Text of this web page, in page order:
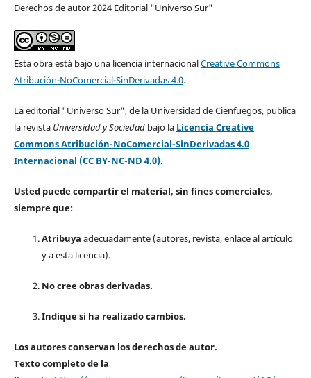
Derechos de autor 2024 Editorial "Universo Sur"
Esta obra está bajo una licencia internacionalCreative Commons
Atribución-NoComercial-SinDerivadas 4.0.
La editorial "Universo Sur", de la Universidad de Cienfuegos, publica
la revista Universidad y Sociedad bajo la Licencia Creative
Commons Atribución-NoComercial-SinDerivadas 4.0
Internacional (CC BY-NC-ND 4.0).
Usted puede compartir el material, sin fines comerciales,
siempre que:
Atribuya adecuadamente (autores, revista, enlace al artículo
y a esta licencia).
No cree obras derivadas.
Indique si ha realizado cambios.
Los autores conservan los derechos de autor.
Texto completo de la